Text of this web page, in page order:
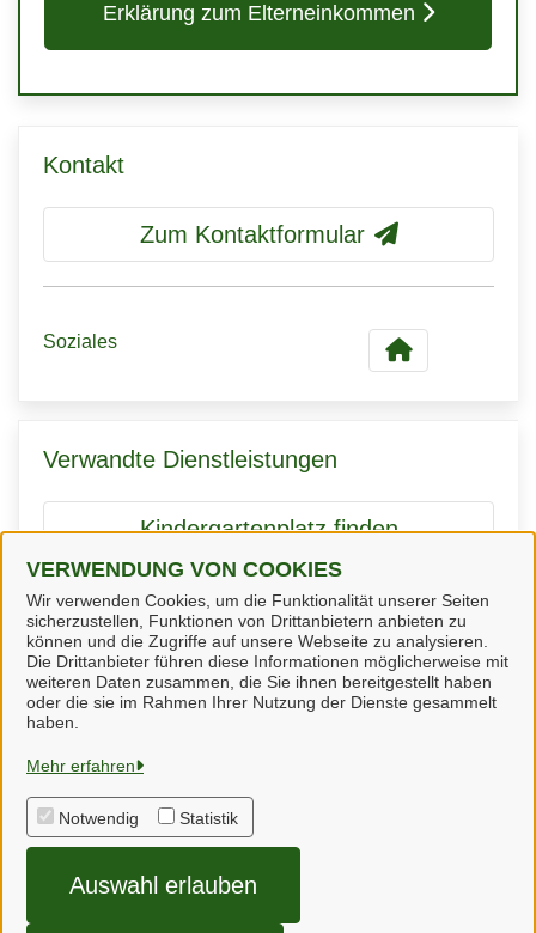
VERWENDUNG VON COOKIES
Wir verwenden Cookies, um die Funktionalität unserer Seiten
sicherzustellen, Funktionen von Drittanbietern anbieten zu
können und die Zugriffe auf unsere Webseite zu analysieren.
Die Drittanbieter führen diese Informationen möglicherweise mit
weiteren Daten zusammen, die Sie ihnen bereitgestellt haben
oder die sie im Rahmen Ihrer Nutzung der Dienste gesammelt
haben.
Mehr erfahren
Notwendig Statistik
Auswahl erlauben
Erklärung zum Elterneinkommen
Kontakt
Zum Kontaktformular
Soziales
Verwandte Dienstleistungen
Kindergartenplatz finden
SEPA-Lastschriftmandat
Steinheim
Alle Rechte vorbehalten